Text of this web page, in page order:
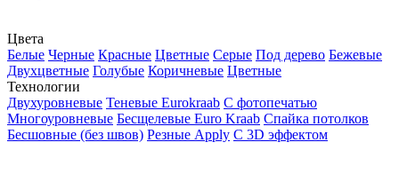
Цвета
Белые Черные Красные Цветные Серые Под дерево Бежевые
Двухцветные Голубые Коричневые Цветные
Технологии
Двухуровневые Теневые Еurokraab С фотопечатью
Многоуровневые Бесщелевые Euro Kraab Спайка потолков
Бесшовные (без швов) Резные Apply С 3D эффектом